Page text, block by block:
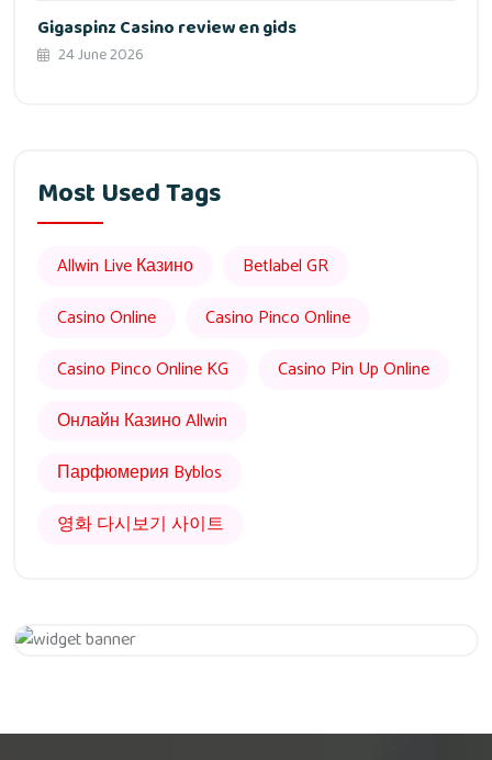
Gigaspinz Casino review en gids
24 June 2026
Most Used Tags
Allwin Live Казино
Betlabel GR
Casino Online
Casino Pinco Online
Casino Pinco Online KG
Casino Pin Up Online
Онлайн Казино Allwin
Парфюмерия Byblos
영화 다시보기 사이트